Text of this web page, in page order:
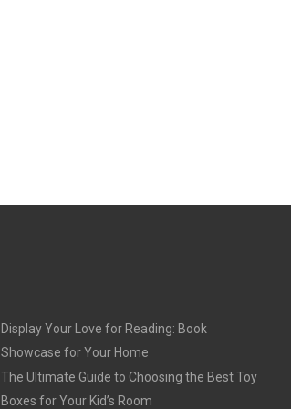
Display Your Love for Reading: Book
Showcase for Your Home
The Ultimate Guide to Choosing the Best Toy
Boxes for Your Kid’s Room